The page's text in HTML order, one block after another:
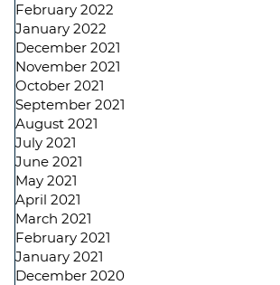
February 2022
January 2022
December 2021
November 2021
October 2021
September 2021
August 2021
July 2021
June 2021
May 2021
April 2021
March 2021
February 2021
January 2021
December 2020